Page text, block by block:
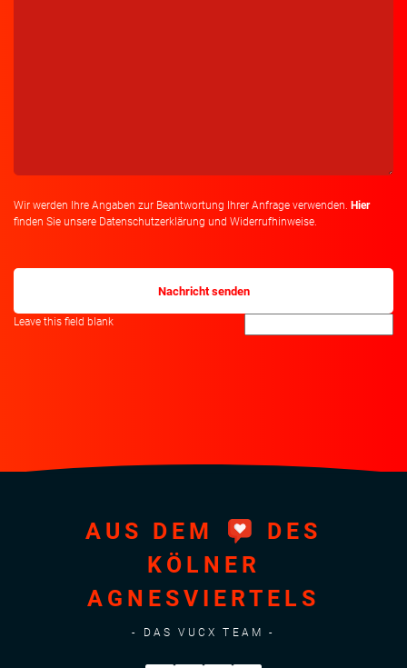
Wir werden Ihre Angaben zur Beantwortung Ihrer Anfrage verwenden. Hier
finden Sie unsere Datenschutzerklärung und Widerrufhinweise.
Leave this field blank
AUS DEM
DES
KÖLNER
AGNESVIERTELS
- DAS VUCX TEAM -